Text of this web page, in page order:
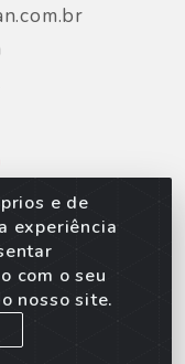
e de
experiência
com o seu
nosso site.